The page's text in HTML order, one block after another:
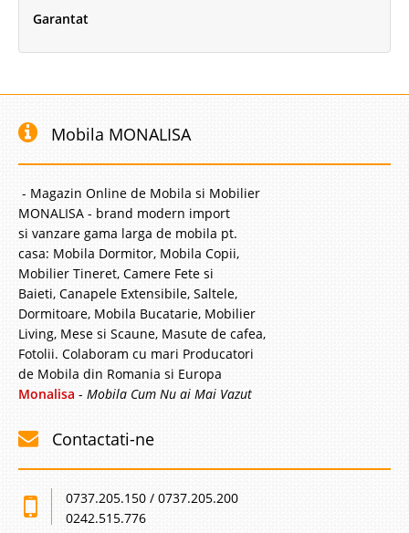
Garantat
Mobila MONALISA
- Magazin Online de Mobila si Mobilier
MONALISA - brand modern import
si vanzare gama larga de mobila pt.
casa: Mobila Dormitor, Mobila Copii,
Mobilier Tineret, Camere Fete si
Baieti, Canapele Extensibile, Saltele,
Dormitoare, Mobila Bucatarie, Mobilier
Living, Mese si Scaune, Masute de cafea,
Fotolii. Colaboram cu mari Producatori
de Mobila din Romania si Europa
Monalisa - Mobila Cum Nu ai Mai Vazut
Contactati-ne
0737.205.150 / 0737.205.200
0242.515.776